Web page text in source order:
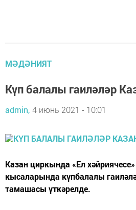
МӘДӘНИЯТ
Күп балалы гаиләләр
admin, 4 июнь 2021 - 10:01
Казан циркында «Ел
кысаларында күпбалалы
тамашасы үткәрелде.